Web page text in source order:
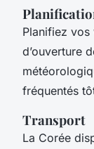
Planifiez vos
d’ouverture
fréquentés
Transport
La Corée